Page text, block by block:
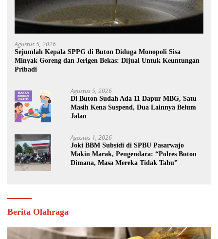
Agustus 5, 2026
Sejumlah Kepala SPPG di Buton Diduga Monopoli Sisa
Minyak Goreng dan Jerigen Bekas: Dijual Untuk Keuntungan
Pribadi
Agustus 5, 2026
Di Buton Sudah Ada 11 Dapur MBG, Satu
Masih Kena Suspend, Dua Lainnya Belum
Jalan
Agustus 1, 2026
Joki BBM Subsidi di SPBU Pasarwajo
Makin Marak, Pengendara: “Polres Buton
Dimana, Masa Mereka Tidak Tahu”
Berita Olahraga